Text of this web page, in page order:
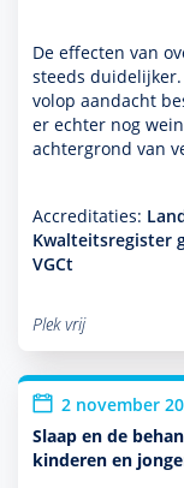
De effecten van
steeds
volop aan­dacht
er echter nog
achter­grond van
Accreditaties:
Kwalteitsregister
VGCt
Plek vrij
2 november
Slaap en de
kinderen en